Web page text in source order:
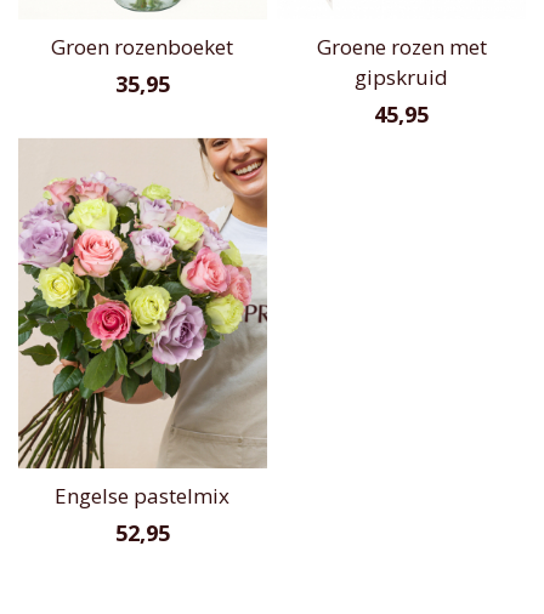
Groen rozenboeket
35,95
Groene rozen met
gipskruid
45,95
Engelse pastelmix
52,95